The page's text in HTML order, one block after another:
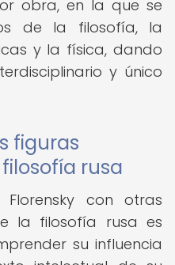
obra, en la que se
de la filosofía, la
y la física, dando
y único
figuras
rusa
con otras
la filosofía rusa es
su influencia